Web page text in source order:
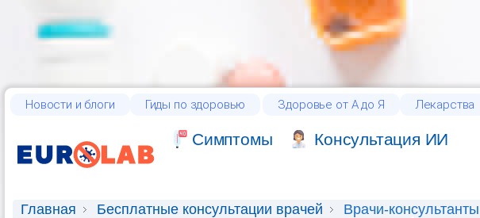
Новости и блоги Гиды по здоровью Здоровье от А до Я Лекарства
Cимптомы Консультация ИИ
Главная Бесплатные консультации врачей Врачи-консультанты